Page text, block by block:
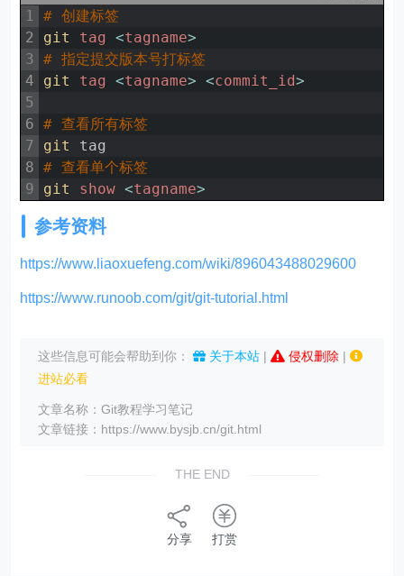
1
2
3
4
5
6
7
8
9
# 创建标签
git tag <tagname>
# 指定提交版本号打标签
git tag <tagname> <commit_id>
# 查看所有标签
git tag
# 查看单个标签
git show <tagname>
参考资料
https://www.liaoxuefeng.com/wiki/896043488029600
https://www.runoob.com/git/git-tutorial.html
这些信息可能会帮助到你： 关于本站 | 侵权删除 |
进站必看
文章名称：Git教程学习笔记
文章链接：https://www.bysjb.cn/git.html
THE END
分享 打赏